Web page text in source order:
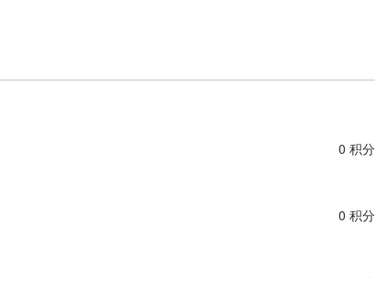
0 积分
0 积分
1 积分